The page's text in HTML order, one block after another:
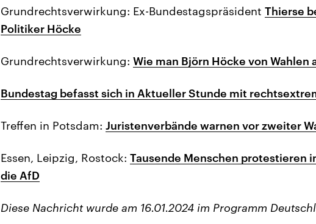
Grundrechtsverwirkung: Ex-Bundestagspräsident Thierse
Politiker Höcke
Grundrechtsverwirkung: Wie man Björn Höcke von Wahlen
Bundestag befasst sich in Aktueller Stunde mit
Treffen in Potsdam: Juristenverbände warnen vor zweiter
Essen, Leipzig, Rostock: Tausende Menschen protestieren
die AfD
Diese Nachricht wurde am 16.01.2024 im Programm